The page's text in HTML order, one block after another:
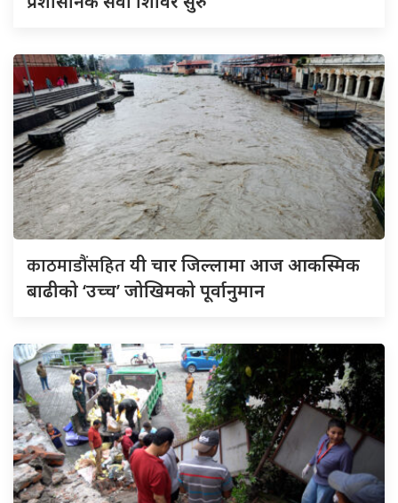
काठमाडौंसहितयी चार जिल्लामा आज आकस्मिक
बाढीको ‘उच्च’ जोखिमको पूर्वानुमान